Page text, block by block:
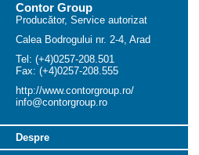
Contor Group
Producător, Service autorizat
Calea Bodrogului nr. 2-4, Arad
Tel: (+4)0257-208.501
Fax: (+4)0257-208.555
http://www.contorgroup.ro/
info@contorgroup.ro
Despre